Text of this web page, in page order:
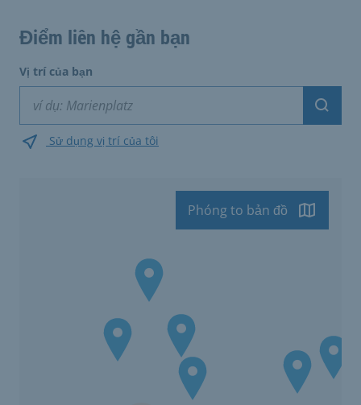
Điểm liên hệ gần bạn
Vị trí của bạn
Sử dụng vị trí của tôi
Phóng to bản đồ